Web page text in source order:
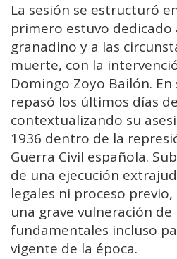
La sesión se estructuró
primero estuvo
granadino y a las
muerte, con la
Domingo Zoyo Bailón.
repasó los últimos días
contextualizando su
1936 dentro de la
Guerra Civil española.
de una ejecución
legales ni proceso
una grave vulneración de
fundamentales incluso
vigente de la época.